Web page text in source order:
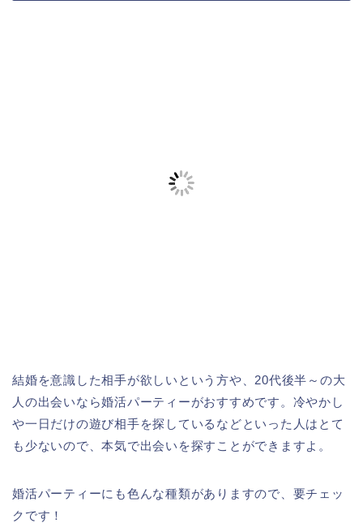
結婚を意識した相手が欲しいという方や、20代後半～の大
人の出会いなら婚活パーティーがおすすめです。冷やかし
や一日だけの遊び相手を探しているなどといった人はとて
も少ないので、本気で出会いを探すことができますよ。
婚活パーティーにも色んな種類がありますので、要チェッ
クです！